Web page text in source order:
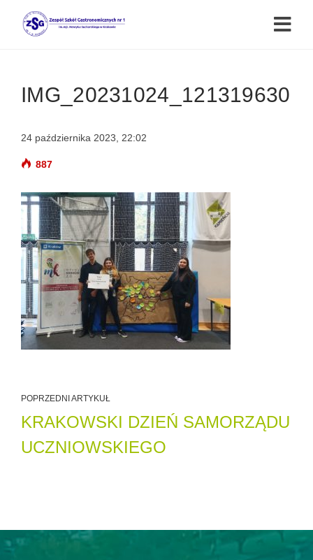
IMG_20231024_121319630
24 października 2023, 22:02
887
POPRZEDNI ARTYKUŁ
KRAKOWSKI DZIEŃ SAMORZĄDU
UCZNIOWSKIEGO